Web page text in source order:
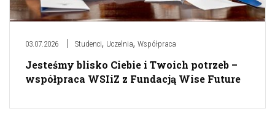
03.07.2026 Studenci, Uczelnia, Współpraca
Jesteśmy blisko Ciebie i Twoich potrzeb –
współpraca WSIiZ z Fundacją Wise Future